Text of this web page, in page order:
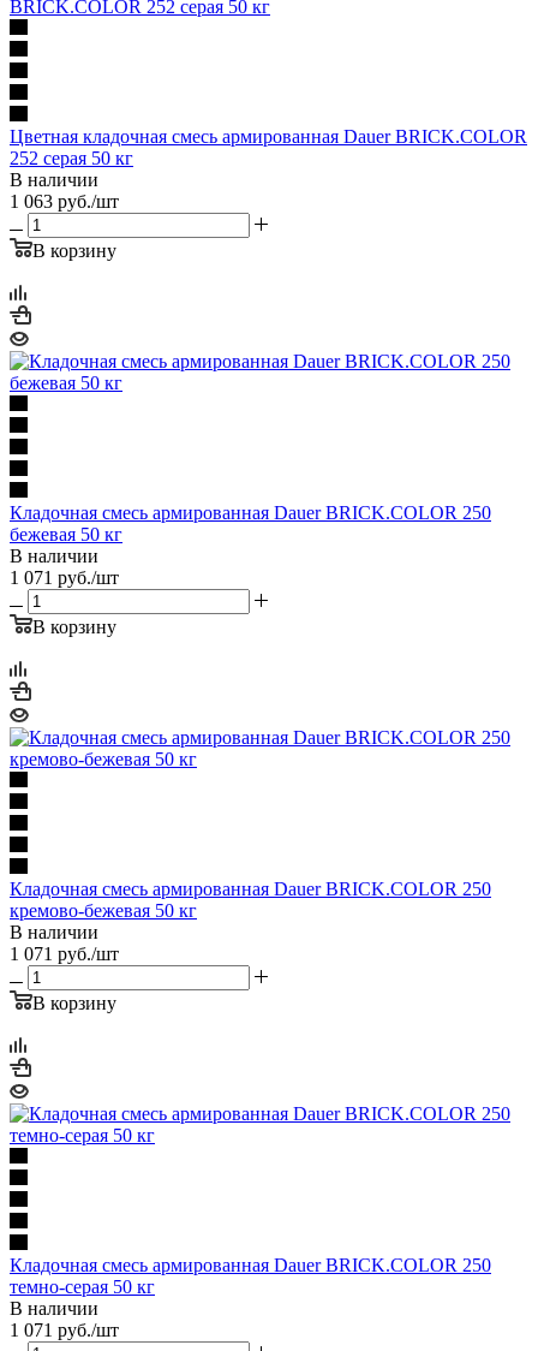
Цветная кладочная смесь армированная Dauer BRICK.COLOR
252 серая 50 кг
В наличии
1 063 руб./шт
В корзину
Кладочная смесь армированная Dauer BRICK.COLOR 250
бежевая 50 кг
В наличии
1 071 руб./шт
В корзину
Кладочная смесь армированная Dauer BRICK.COLOR 250
кремово-бежевая 50 кг
В наличии
1 071 руб./шт
В корзину
Кладочная смесь армированная Dauer BRICK.COLOR 250
темно-серая 50 кг
В наличии
1 071 руб./шт